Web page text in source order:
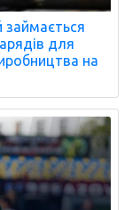
для
на